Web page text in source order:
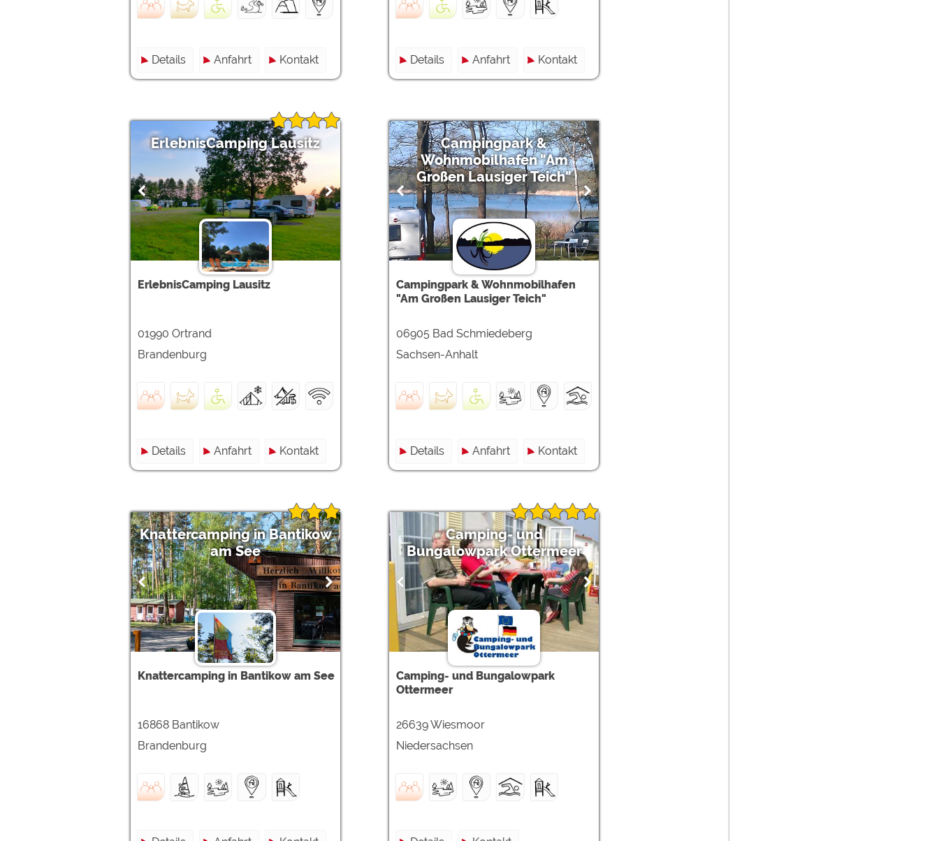
Details Anfahrt Kontakt Details Anfahrt Kontakt
ErlebnisCamping Lausitz
ErlebnisCamping Lausitz
01990 Ortrand
Brandenburg
Details Anfahrt Kontakt
Campingpark &
Wohnmobilhafen "Am
Großen Lausiger Teich"
Campingpark & Wohnmobilhafen
"Am Großen Lausiger Teich"
06905 Bad Schmiedeberg
Sachsen-Anhalt
Details Anfahrt Kontakt
Knattercamping in Bantikow
am See
Knattercamping in Bantikow am See
16868 Bantikow
Brandenburg
Camping- und
Bungalowpark Ottermeer
Camping- und Bungalowpark
Ottermeer
26639 Wiesmoor
Niedersachsen